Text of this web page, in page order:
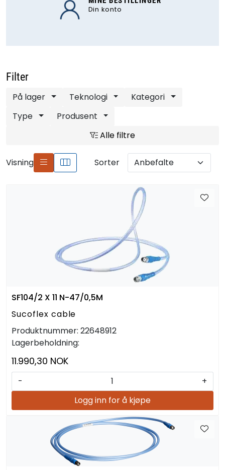
Din konto
Filter
På lager Teknologi
Kategori
Type
Produsent
Alle filtre
Visning Sorter
SF104/2 X 11 N-47/0,5M
Sucoflex cable
Produktnummer: 22648912
Lagerbeholdning:
11.990,30 NOK
-
+
Logg inn for å kjøpe